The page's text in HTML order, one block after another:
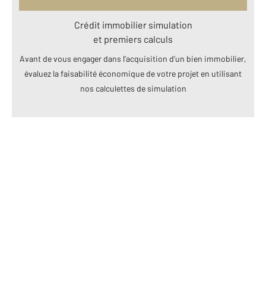
Crédit immobilier simulation
et premiers calculs
Avant de vous engager dans l’acquisition d’un bien immobilier,
évaluez la faisabilité économique de votre projet en utilisant
nos calculettes de simulation